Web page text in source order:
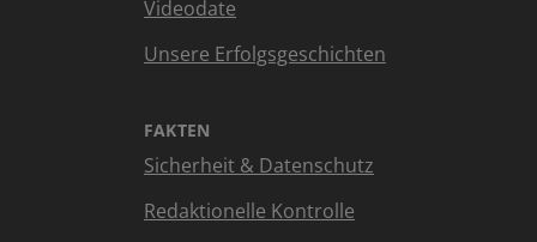
Videodate
Unsere Erfolgsgeschichten
FAKTEN
Sicherheit & Datenschutz
Redaktionelle Kontrolle